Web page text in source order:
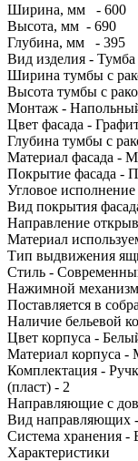
Ширина, мм - 600
Высота, мм - 690
Глубина, мм - 395
Вид изделия -
Ширина тумбы с
Высота тумбы с
Монтаж -
Цвет фасада -
Глубина тумбы с
Материал фасада -
Покрытие фасада -
Угловое
Вид покрытия
Направление
Материал
Тип выдвижения
Стиль -
Нажимной
Поставляется в
Наличие бельевой
Цвет корпуса -
Материал корпуса
Комплектация -
(пласт) - 2
Направляющие с
Вид направляющих
Система хранения
Характеристики